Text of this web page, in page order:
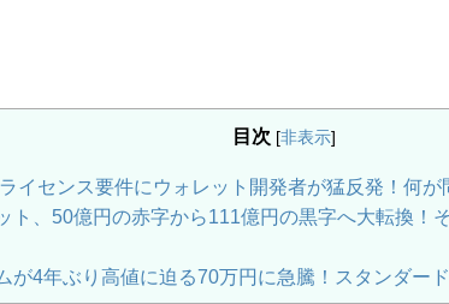
目次 [非表示]
イセンス要件にウォレット開発者が猛反発！何が
ト、50億円の赤字から111億円の黒字へ大転換！
が4年ぶり高値に迫る70万円に急騰！スタンダー